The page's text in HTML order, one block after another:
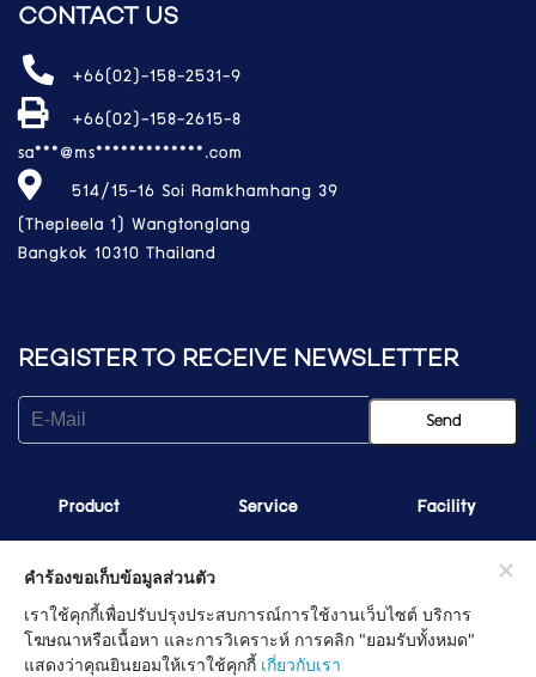
CONTACT US
+66(02)-158-2531-9
+66(02)-158-2615-8
sa***@ms*************.com
514/15-16 Soi Ramkhamhang 39
(Thepleela 1) Wangtonglang
Bangkok 10310 Thailand
REGISTER TO RECEIVE NEWSLETTER
Product Service Facility
OFFICE HOURS
คำร้องขอเก็บข้อมูลส่วนตัว
เราใช้คุกกี้เพื่อปรับปรุงประสบการณ์การใช้งานเว็บไซต์ บริการ
โฆษณาหรือเนื้อหา และการวิเคราะห์ การคลิก "ยอมรับทั้งหมด"
แสดงว่าคุณยินยอมให้เราใช้คุกกี้ เกี่ยวกับเรา